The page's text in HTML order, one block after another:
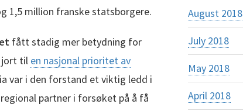
1,5 million franske statsborgere.
fått stadig mer betydning for
til en nasjonal prioritet av
var i den forstand et viktig ledd i
partner i forsøket på å få
August 2018
July 2018
May 2018
April 2018